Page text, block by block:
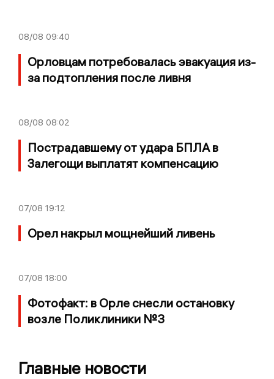
08/08 09:40
Орловцам потребовалась эвакуация из-
за подтопления после ливня
08/08 08:02
Пострадавшему от удара БПЛА в
Залегощи выплатят компенсацию
07/08 19:12
Орел накрыл мощнейший ливень
07/08 18:00
Фотофакт: в Орле снесли остановку
возле Поликлиники №3
Главные новости